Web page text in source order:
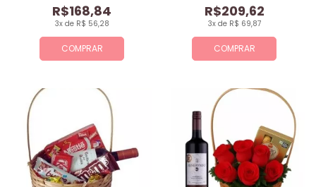
COMPRAR
3x de R$ 56,28
R$168,84
COMPRAR
3x de R$ 69,87
R$209,62